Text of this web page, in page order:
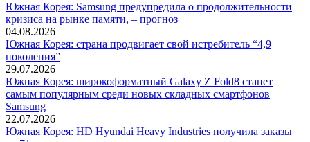
Южная Корея: Samsung предупредила о продолжительности
кризиса на рынке памяти, – прогноз
04.08.2026
Южная Корея: страна продвигает свой истребитель “4,9
поколения”
29.07.2026
Южная Корея: широкоформатный Galaxy Z Fold8 станет
самым популярным среди новых складных смартфонов
Samsung
22.07.2026
Южная Корея: HD Hyundai Heavy Industries получила заказы